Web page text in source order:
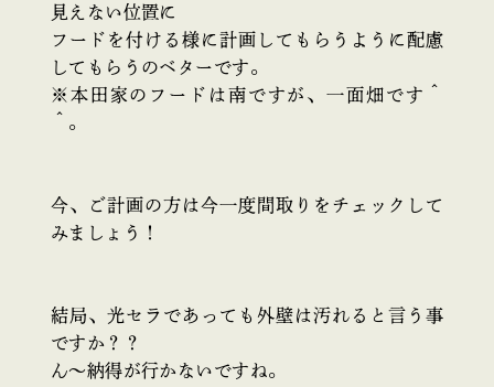
見えない位置に
フードを付ける様に計画してもらうように配慮
してもらうのベターです。
※本田家のフードは南ですが、一面畑です＾
＾。
今、ご計画の方は今一度間取りをチェックして
みましょう！
結局、光セラであっても外壁は汚れると言う事
ですか？？
ん～納得が行かないですね。